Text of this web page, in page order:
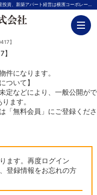
こちらは会員物件です【B02743-000417】｜神奈川の不動産投資、新築アパート経営は横濱コーポレーション
】
件になります。
ついて】
定などにより、一般公開がで
ます。
「無料会員」にご登録くださ
ます。再度ログイン
登録情報をお忘れの方